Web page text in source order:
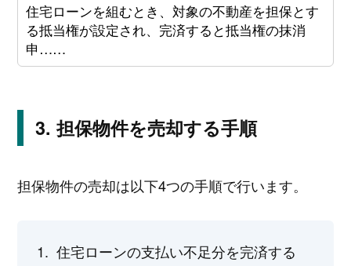
住宅ローンを組むとき、対象の不動産を担保とす
る抵当権が設定され、完済すると抵当権の抹消
申……
担保物件を売却する手順
担保物件の売却は以下4つの手順で行います。
住宅ローンの支払い不足分を完済する